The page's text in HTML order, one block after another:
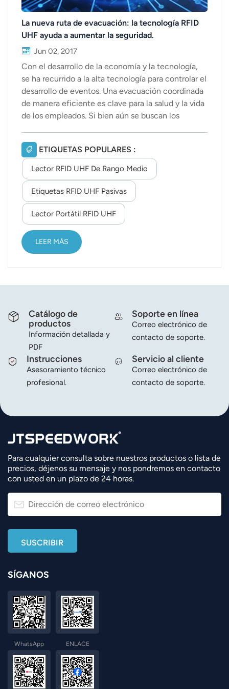
La nueva ruta de evacuación: la tecnología RFID
UHF ayuda a aumentar la seguridad.
Jun 02, 2017
Con el desarrollo de la economía y la tecnología,
se ha recurrido a la alta tecnología para controlar el
desarrollo de eventos. Una evacuación coordinada
de manera eficiente es clave para la salud y la vida
de los empleados. Si bien aún se buscan los
solución común. Ofrece un nuevo enfoque para
evacuar a los trabajadores de zonas de riesgo. Hoy
en día, debido a la imprecisión del conteo manual,
muchas fábricas se enfrentan a ciertos riesgos. Es
un proceso lento y propenso a errores graves. Otro
método popular de control de acceso es la
identificación de los trabajadores mediante
tarjetas sin contacto. Sin embargo, en momentos
de caos y prisa, es...
ETIQUETAS POPULARES :
Lector RFID UHF De Rango Medio
Etiquetas RFID UHF Pasivas
Lector Portátil RFID UHF
LEER MÁS
Catálogo de
productos
Información detallada y
PDF
Soporte en línea
Correo electrónico de
contacto de soporte.
Instrucciones
Asesoramiento técnico
profesional.
Servicio al cliente
Correo electrónico de
contacto de soporte.
Para cualquier consulta sobre nuestros productos o lista de
precios, déjenos su mensaje y nos pondremos en contacto
con usted en un plazo de 24 horas.
SÍGANOS
WhatsApp ENLACE